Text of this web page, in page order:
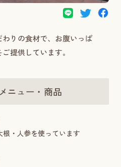
りの食材で、お腹いっぱ
提供しています。
ニュー・商品
根・人参を使っています